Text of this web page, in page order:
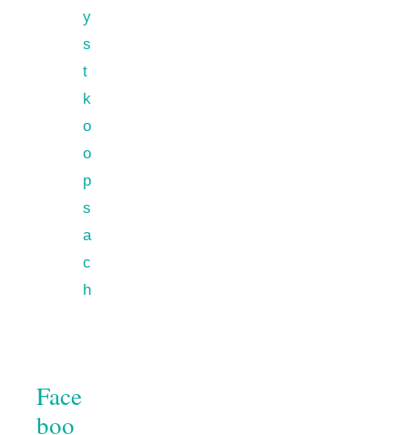
y
s
t
k
o
o
p
s
a
c
h
Face
boo